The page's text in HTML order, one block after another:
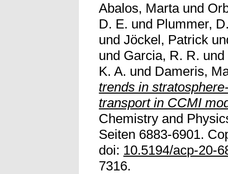
Abalos, Martaund
D. E. und Plummer,
undJöckel, Patrick
und Garcia, R. R. und
K. A. und Dameris,
trends in
transport in CCMI
Chemistry and
Seiten 6883-6901.
doi: 10.5194/acp-20-
7316.